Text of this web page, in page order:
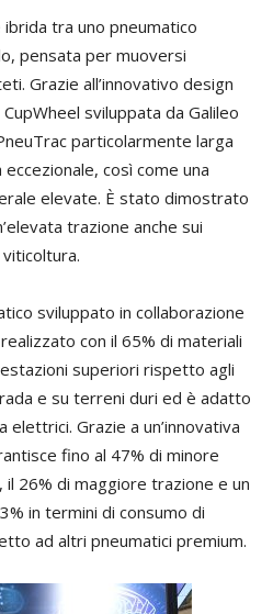
ibrida tra uno pneumatico
pensata per muoversi
Grazie all’innovativo design
sviluppata da Galileo
particolarmente larga
così come una
elevate. È stato dimostrato
trazione anche sui
sviluppato in collaborazione
con il 65% di materiali
superiori rispetto agli
e su terreni duri ed è adatto
Grazie a un’innovativa
fino al 47% di minore
26% di maggiore trazione e un
in termini di consumo di
ad altri pneumatici premium.